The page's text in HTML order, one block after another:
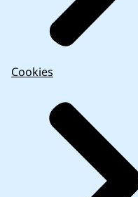
Cookies